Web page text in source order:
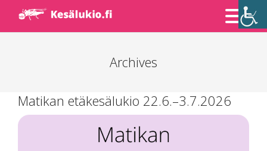
Archives
Matikan etäkesälukio 22.6.–3.7.2026